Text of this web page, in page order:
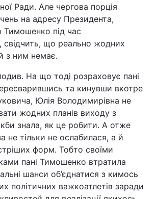
Ради. Але чергова порція
на адресу Президента,
Тимошенко під час
свідчить, що реально жодних
з ним немає.
На що тоді розраховує пані
та кинувши вкотре
Юлія Володимирівна не
жодних планів виходу з
знала, як це робити. А отже
не тільки не ослабилася, а й
форм. Тобто своїми
пані Тимошенко втратила
шанси об’єднатися з кимось
політичних важкоатлетів заради